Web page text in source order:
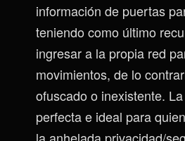
información de puertas
teniendo como último
ingresar a la propia red
movimientos, de lo
ofuscado o inexistente.
perfecta e ideal para